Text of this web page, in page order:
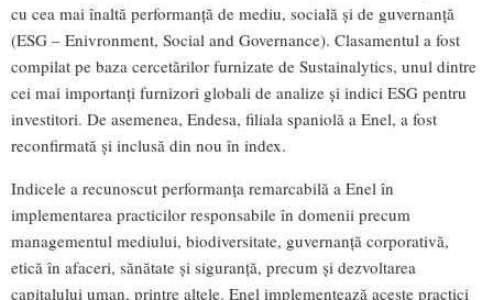
cu cea mai înaltă performanță de mediu, socială și de guvernanță
(ESG – Enivronment, Social and Governance). Clasamentul a fost
compilat pe baza cercetărilor furnizate de Sustainalytics, unul dintre
cei mai importanți furnizori globali de analize și indici ESG pentru
investitori. De asemenea, Endesa, filiala spaniolă a Enel, a fost
reconfirmată și inclusă din nou în index.
Indicele a recunoscut performanța remarcabilă a Enel în
implementarea practicilor responsabile în domenii precum
managementul mediului, biodiversitate, guvernanță corporativă,
etică în afaceri, sănătate și siguranță, precum și dezvoltarea
capitalului uman, printre altele. Enel implementează aceste practici